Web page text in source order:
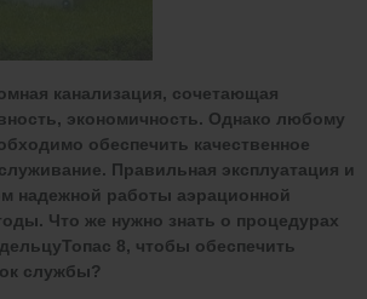
канализация, сочетающая
экономичность. Однако любому
обеспечить качественное
Правильная эксплуатация и
надежной работы аэрационной
Что же нужно знать о процедурах
8, чтобы обеспечить
службы?